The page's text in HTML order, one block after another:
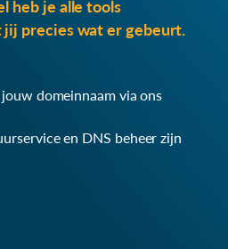
heb je alle tools
precies wat er gebeurt.
domeinnaam via ons
en DNS beheer zijn